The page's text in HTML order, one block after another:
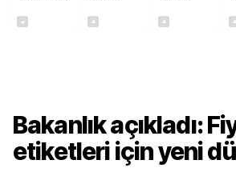
Bakanlık açıkladı:
etiketleri için yeni